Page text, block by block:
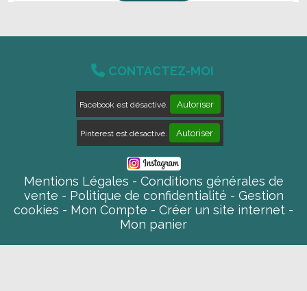
 CONTACTEZ-MOI
Facebook est désactivé. Autoriser
Pinterest est désactivé. Autoriser
Mentions Légales
Conditions générales de
vente
Politique de confidentialité
Gestion
cookies
Mon Compte
Créer un site internet
Mon panier